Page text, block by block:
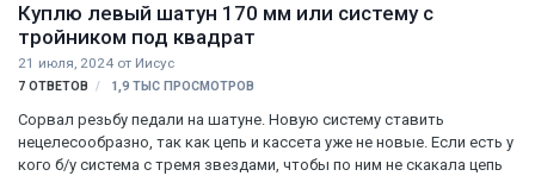
Куплю левый шатун 170 мм или систему с
тройником под квадрат
21 июля, 2024 от Иисус
7 ОТВЕТОВ 1,9 ТЫС ПРОСМОТРОВ
Сорвал резьбу педали на шатуне. Новую систему ставить
нецелесообразно, так как цепь и кассета уже не новые. Если есть у
кого б/у система с тремя звездами, чтобы по ним не скакала цепь